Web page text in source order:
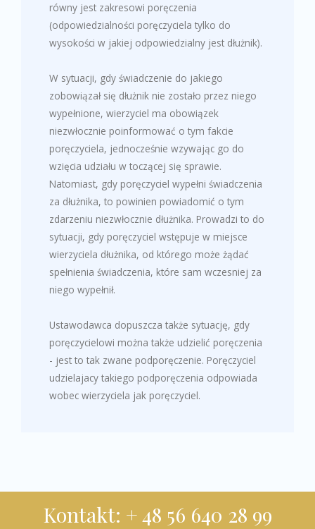
równy jest zakresowi poręczenia
(odpowiedzialności poręczyciela tylko do
wysokości w jakiej odpowiedzialny jest dłużnik).
W sytuacji, gdy świadczenie do jakiego
zobowiązał się dłużnik nie zostało przez niego
wypełnione, wierzyciel ma obowiązek
niezwłocznie poinformować o tym fakcie
poręczyciela, jednocześnie wzywając go do
wzięcia udziału w toczącej się sprawie.
Natomiast, gdy poręczyciel wypełni świadczenia
za dłużnika, to powinien powiadomić o tym
zdarzeniu niezwłocznie dłużnika. Prowadzi to do
sytuacji, gdy poręczyciel wstępuje w miejsce
wierzyciela dłużnika, od którego może żądać
spełnienia świadczenia, które sam wczesniej za
niego wypełnił.
Ustawodawca dopuszcza także sytuację, gdy
poręczycielowi można także udzielić poręczenia
- jest to tak zwane podporęczenie. Poręczyciel
udzielajacy takiego podporęczenia odpowiada
wobec wierzyciela jak poręczyciel.
Kontakt: + 48 56 640 28 99